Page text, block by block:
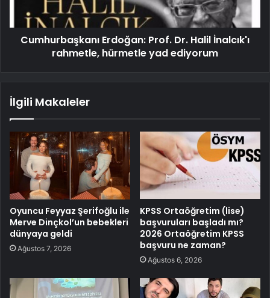
Cumhurbaşkanı Erdoğan: Prof. Dr. Halil İnalcık'ı
rahmetle, hürmetle yad ediyorum
İlgili Makaleler
Oyuncu Feyyaz Şerifoğlu ile
Merve Dinçkol’un bebekleri
dünyaya geldi
Ağustos 7, 2026
KPSS Ortaöğretim (lise)
başvuruları başladı mı?
2026 Ortaöğretim KPSS
başvuru ne zaman?
Ağustos 6, 2026